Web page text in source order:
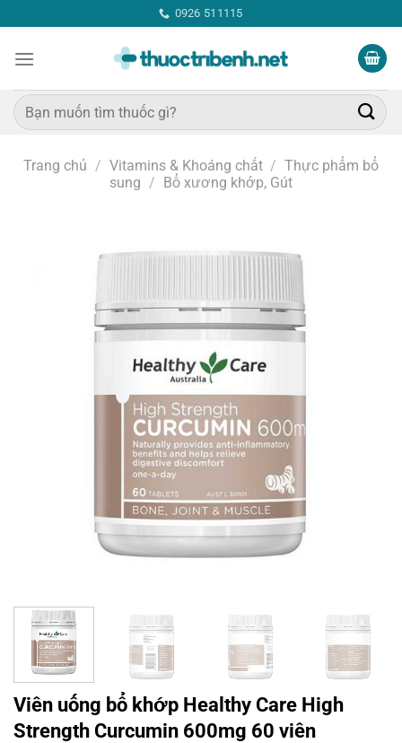
qua
nội
0926 511115
Tìm
kiếm:
Trang chủ / Vitamins & Khoáng chất / Thực phẩm bổ
sung / Bổ xương khớp, Gút
Viên uống bổ khớp Healthy Care High
Strength Curcumin 600mg 60 viên